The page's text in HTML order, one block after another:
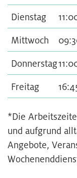
Dienstag
Mittwoch
Donnerstag
Freitag
*Die
und aufgrund
Angebote,